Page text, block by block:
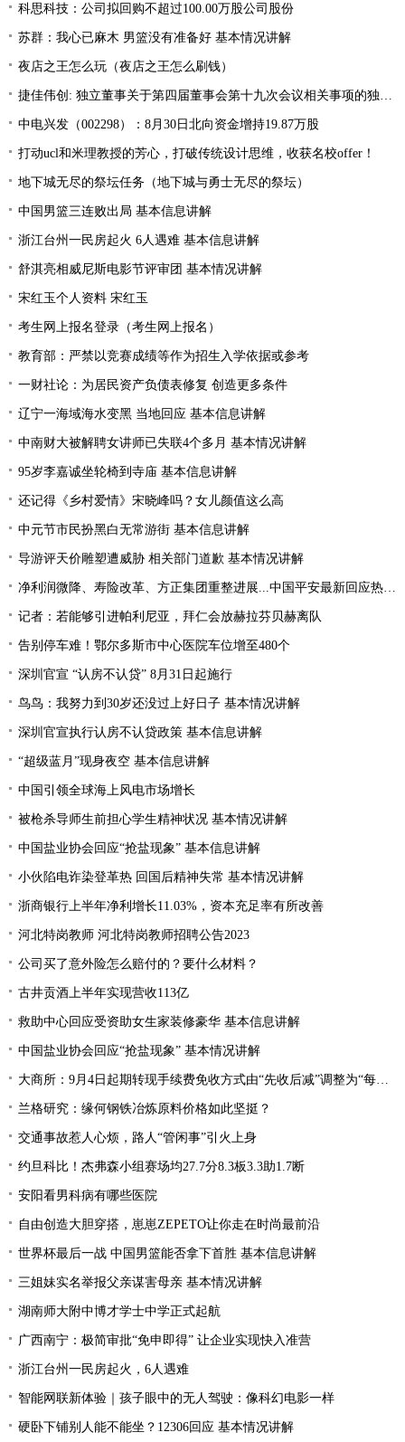
科思科技：公司拟回购不超过100.00万股公司股份
苏群：我心已麻木 男篮没有准备好 基本情况讲解
夜店之王怎么玩（夜店之王怎么刷钱）
捷佳伟创: 独立董事关于第四届董事会第十九次会议相关事项的独立意见
中电兴发（002298）：8月30日北向资金增持19.87万股
打动ucl和米理教授的芳心，打破传统设计思维，收获名校offer！
地下城无尽的祭坛任务（地下城与勇士无尽的祭坛）
中国男篮三连败出局 基本信息讲解
浙江台州一民房起火 6人遇难 基本信息讲解
舒淇亮相威尼斯电影节评审团 基本情况讲解
宋红玉个人资料 宋红玉
考生网上报名登录（考生网上报名）
教育部：严禁以竞赛成绩等作为招生入学依据或参考
一财社论：为居民资产负债表修复 创造更多条件
辽宁一海域海水变黑 当地回应 基本信息讲解
中南财大被解聘女讲师已失联4个多月 基本情况讲解
95岁李嘉诚坐轮椅到寺庙 基本信息讲解
还记得《乡村爱情》宋晓峰吗？女儿颜值这么高
中元节市民扮黑白无常游街 基本信息讲解
导游评天价雕塑遭威胁 相关部门道歉 基本情况讲解
净利润微降、寿险改革、方正集团重整进展...中国平安最新回应热点问题
记者：若能够引进帕利尼亚，拜仁会放赫拉芬贝赫离队
告别停车难！鄂尔多斯市中心医院车位增至480个
深圳官宣 “认房不认贷” 8月31日起施行
鸟鸟：我努力到30岁还没过上好日子 基本情况讲解
深圳官宣执行认房不认贷政策 基本信息讲解
“超级蓝月”现身夜空 基本信息讲解
中国引领全球海上风电市场增长
被枪杀导师生前担心学生精神状况 基本情况讲解
中国盐业协会回应“抢盐现象” 基本信息讲解
小伙陷电诈染登革热 回国后精神失常 基本情况讲解
浙商银行上半年净利增长11.03%，资本充足率有所改善
河北特岗教师 河北特岗教师招聘公告2023
公司买了意外险怎么赔付的？要什么材料？
古井贡酒上半年实现营收113亿
救助中心回应受资助女生家装修豪华 基本信息讲解
中国盐业协会回应“抢盐现象” 基本情况讲解
大商所：9月4日起期转现手续费免收方式由“先收后减”调整为“每日直接减免”
兰格研究：缘何钢铁冶炼原料价格如此坚挺？
交通事故惹人心烦，路人“管闲事”引火上身
约旦科比！杰弗森小组赛场均27.7分8.3板3.3助1.7断
安阳看男科病有哪些医院
自由创造大胆穿搭，崽崽ZEPETO让你走在时尚最前沿
世界杯最后一战 中国男篮能否拿下首胜 基本信息讲解
三姐妹实名举报父亲谋害母亲 基本情况讲解
湖南师大附中博才学士中学正式起航
广西南宁：极简审批“免申即得” 让企业实现快入准营
浙江台州一民房起火，6人遇难
智能网联新体验｜孩子眼中的无人驾驶：像科幻电影一样
硬卧下铺别人能不能坐？12306回应 基本情况讲解